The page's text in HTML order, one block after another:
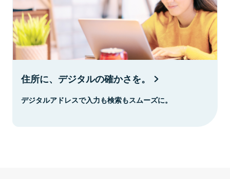
住所に、デジタルの確かさを。
デジタルアドレスで入力も検索もスムーズに。